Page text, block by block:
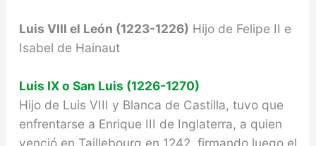
Luis VIII el León (1223-1226) Hijo de Felipe II e
Isabel de Hainaut
Luis IX o San Luis (1226-1270)
Hijo de Luis VIII y Blanca de Castilla, tuvo que
en­frentarse a Enrique III de Inglaterra, a quien